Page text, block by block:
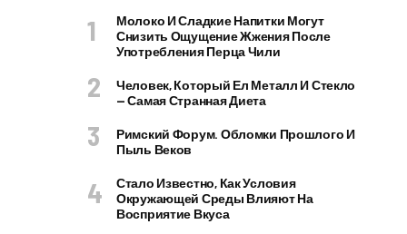
Молоко И Сладкие Напитки Могут
Снизить Ощущение Жжения После
Употребления Перца Чили
Человек, Который Ел Металл И Стекло
— Самая Странная Диета
Римский Форум. Обломки Прошлого И
Пыль Веков
Стало Известно, Как Условия
Окружающей Среды Влияют На
Восприятие Вкуса